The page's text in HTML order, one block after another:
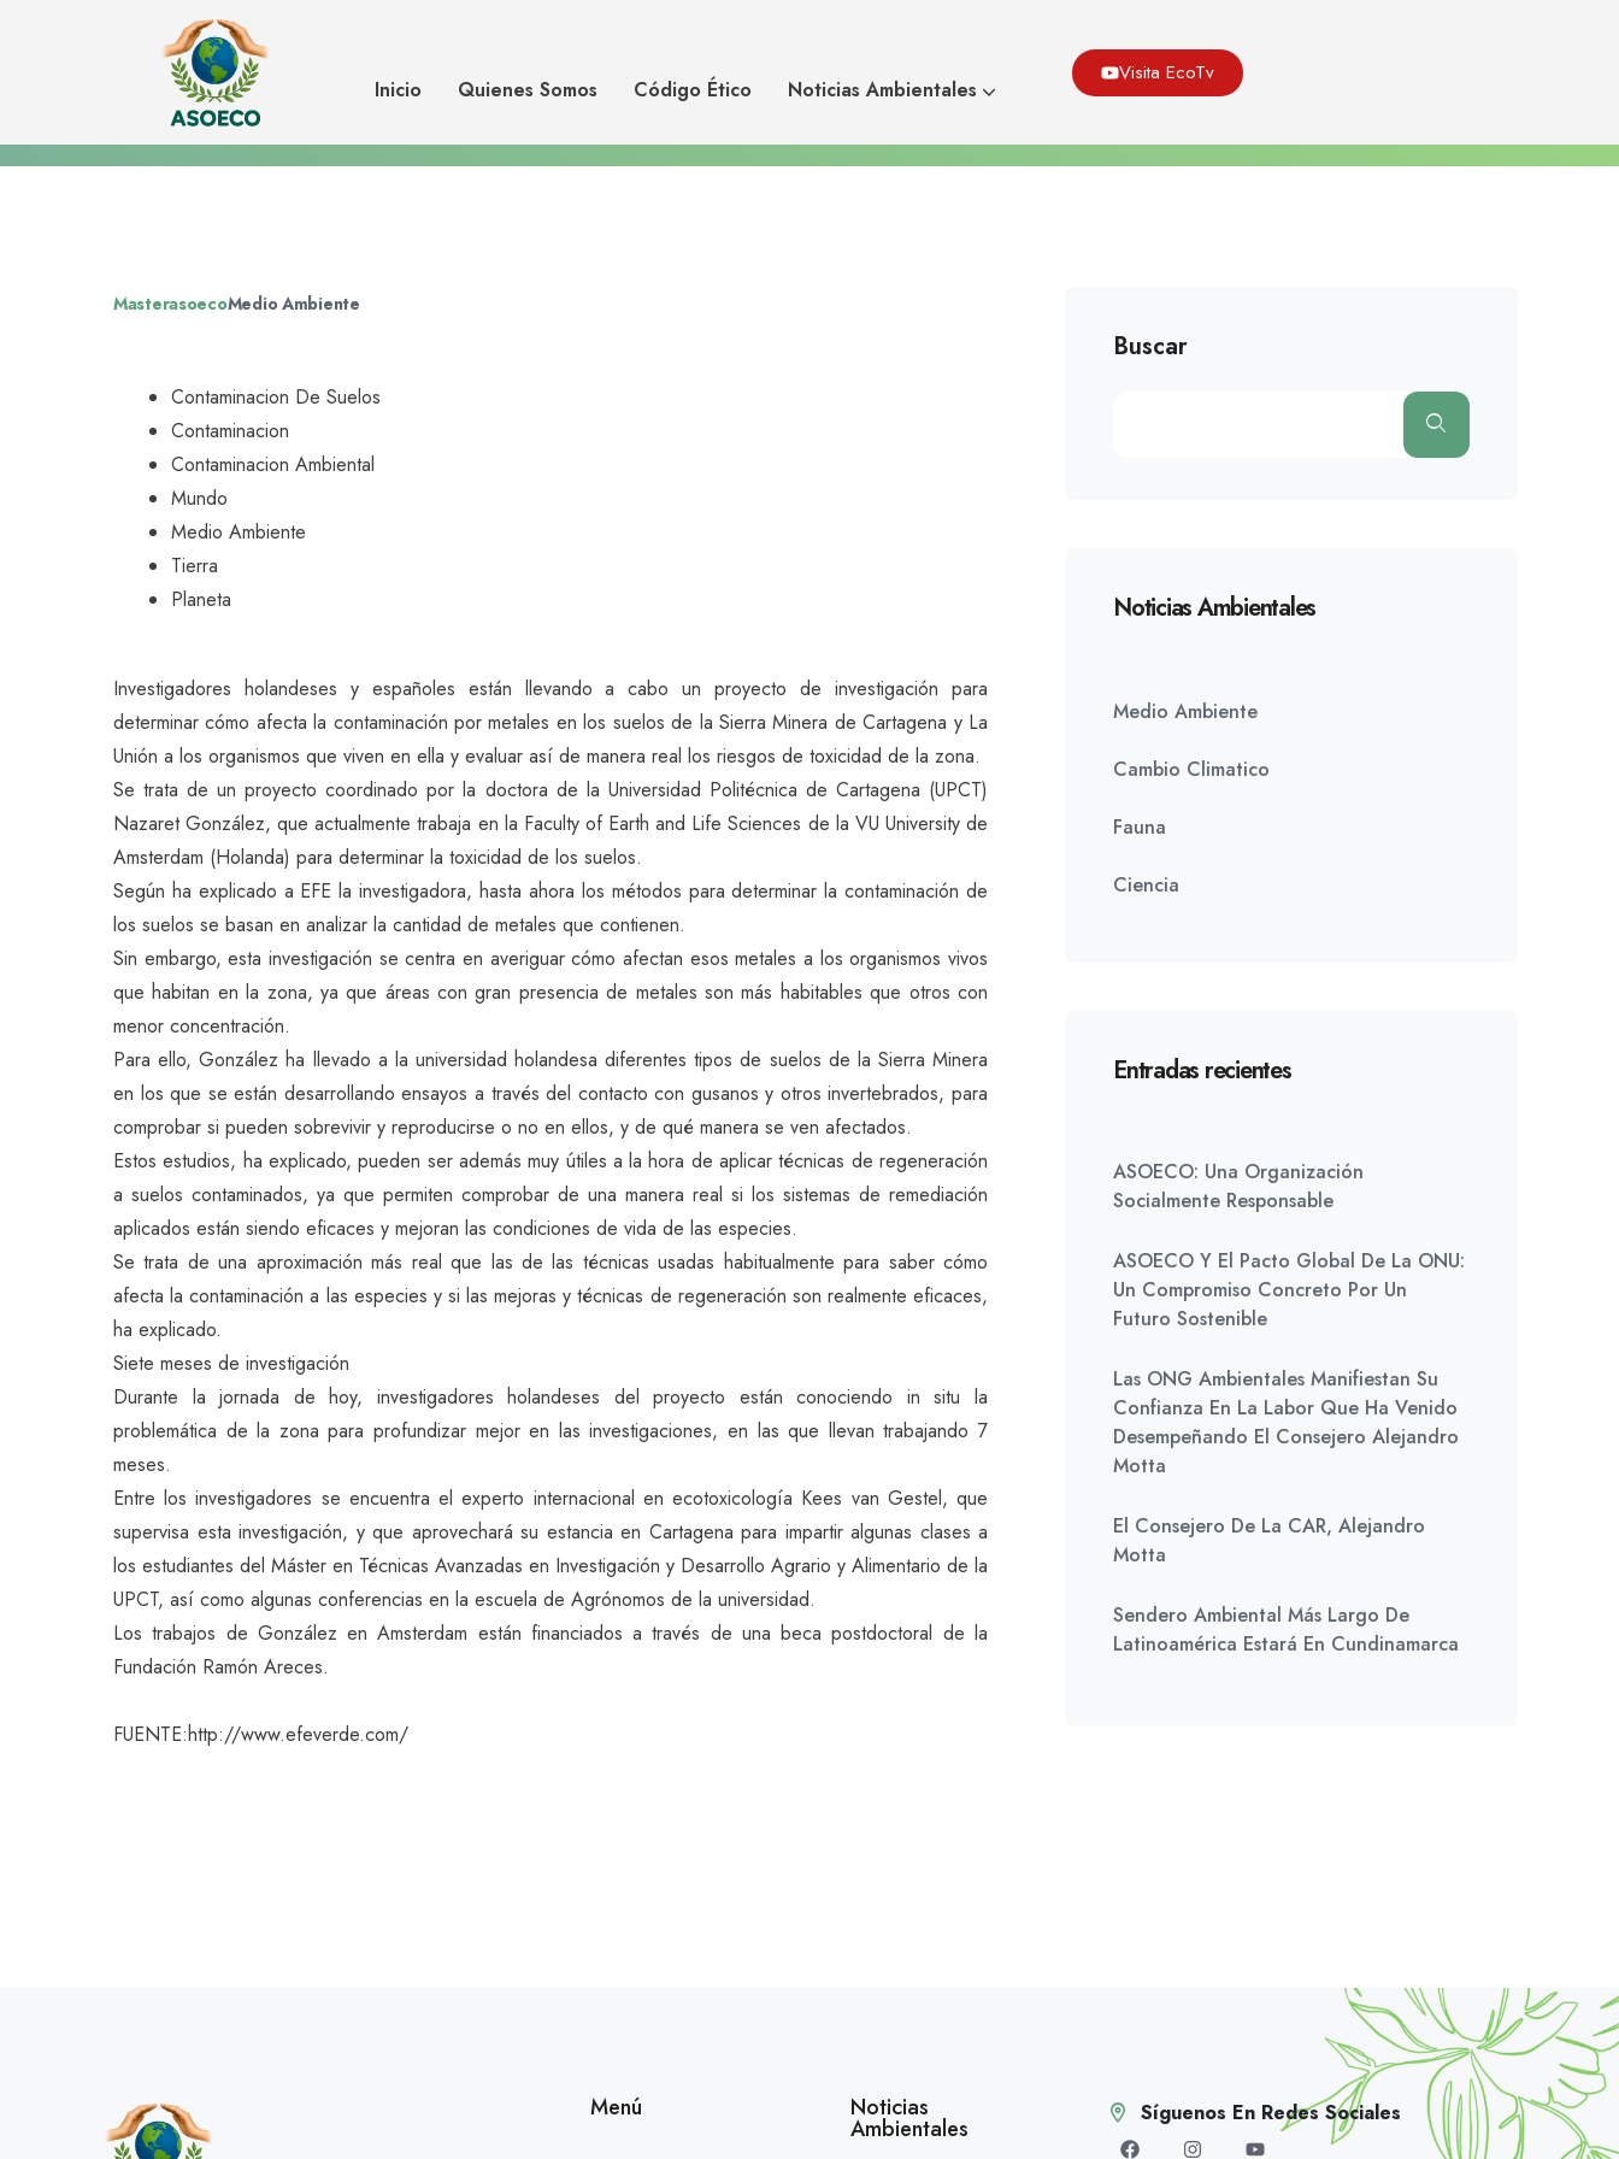
Inicio Quienes Somos Código Ético Noticias Ambientales
Visita EcoTv
Estudian cómo afecta a los organismos vivos la
contaminación por metales de los suelos
Estudian Cómo Afecta A Los Organismos Vivos La Contaminación Por Metales De Los
MasterasoecoMedio Ambiente
Contaminacion De Suelos
Contaminacion
Contaminacion Ambiental
Mundo
Medio Ambiente
Tierra
Planeta
Investigadores holandeses y españoles están llevando a cabo un proyecto de investigación para
determinar cómo afecta la contaminación por metales en los suelos de la Sierra Minera de Cartagena y La
Unión a los organismos que viven en ella y evaluar así de manera real los riesgos de toxicidad de la zona.
Se trata de un proyecto coordinado por la doctora de la Universidad Politécnica de Cartagena (UPCT)
Nazaret González, que actualmente trabaja en la Faculty of Earth and Life Sciences de la VU University de
Amsterdam (Holanda) para determinar la toxicidad de los suelos.
Según ha explicado a EFE la investigadora, hasta ahora los métodos para determinar la contaminación de
los suelos se basan en analizar la cantidad de metales que contienen.
Sin embargo, esta investigación se centra en averiguar cómo afectan esos metales a los organismos vivos
que habitan en la zona, ya que áreas con gran presencia de metales son más habitables que otros con
menor concentración.
Para ello, González ha llevado a la universidad holandesa diferentes tipos de suelos de la Sierra Minera
en los que se están desarrollando ensayos a través del contacto con gusanos y otros invertebrados, para
comprobar si pueden sobrevivir y reproducirse o no en ellos, y de qué manera se ven afectados.
Estos estudios, ha explicado, pueden ser además muy útiles a la hora de aplicar técnicas de regeneración
a suelos contaminados, ya que permiten comprobar de una manera real si los sistemas de remediación
aplicados están siendo eficaces y mejoran las condiciones de vida de las especies.
Se trata de una aproximación más real que las de las técnicas usadas habitualmente para saber cómo
afecta la contaminación a las especies y si las mejoras y técnicas de regeneración son realmente eficaces,
ha explicado.
Siete meses de investigación
Durante la jornada de hoy, investigadores holandeses del proyecto están conociendo in situ la
problemática de la zona para profundizar mejor en las investigaciones, en las que llevan trabajando 7
meses.
Entre los investigadores se encuentra el experto internacional en ecotoxicología Kees van Gestel, que
supervisa esta investigación, y que aprovechará su estancia en Cartagena para impartir algunas clases a
los estudiantes del Máster en Técnicas Avanzadas en Investigación y Desarrollo Agrario y Alimentario de la
UPCT, así como algunas conferencias en la escuela de Agrónomos de la universidad.
Los trabajos de González en Amsterdam están financiados a través de una beca postdoctoral de la
Fundación Ramón Areces.
FUENTE:http://www.efeverde.com/
Buscar
Noticias Ambientales
Medio Ambiente
Cambio Climatico
Fauna
Ciencia
Entradas recientes
ASOECO: Una Organización
Socialmente Responsable
ASOECO Y El Pacto Global De La ONU:
Un Compromiso Concreto Por Un
Futuro Sostenible
Las ONG Ambientales Manifiestan Su
Confianza En La Labor Que Ha Venido
Desempeñando El Consejero Alejandro
Motta
El Consejero De La CAR, Alejandro
Motta
Sendero Ambiental Más Largo De
Latinoamérica Estará En Cundinamarca
Menú Noticias
Ambientales
Síguenos En Redes Sociales